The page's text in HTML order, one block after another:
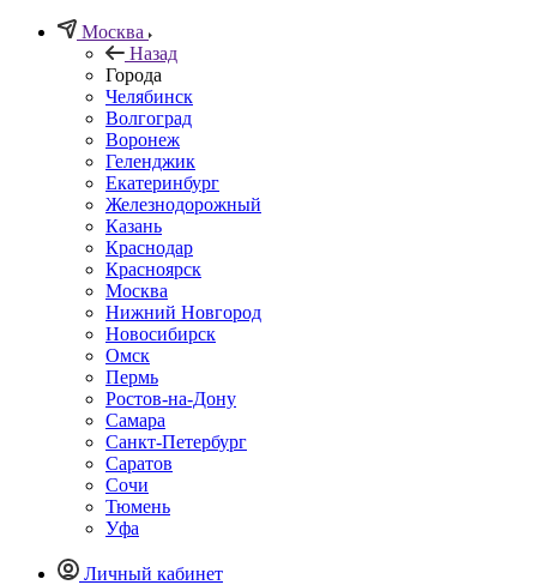
Москва
Назад
Города
Челябинск
Волгоград
Воронеж
Геленджик
Екатеринбург
Железнодорожный
Казань
Краснодар
Красноярск
Москва
Нижний Новгород
Новосибирск
Омск
Пермь
Ростов-на-Дону
Самара
Санкт-Петербург
Саратов
Сочи
Тюмень
Уфа
Личный кабинет